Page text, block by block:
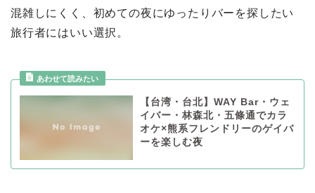
混雑しにくく、初めての夜にゆったりバーを探したい
旅行者にはいい選択。
【台湾・台北】WAY Bar・ウェ
イバー・林森北・五條通でカラ
オケ×熊系フレンドリーのゲイバ
ーを楽しむ夜